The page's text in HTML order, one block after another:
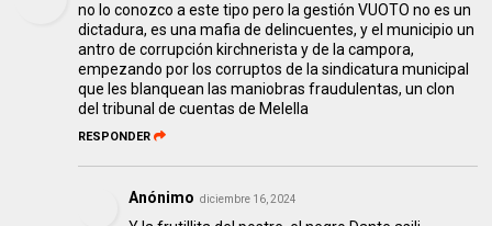
no lo conozco a este tipo pero la gestión VUOTO no es un
dictadura, es una mafia de delincuentes, y el municipio un
antro de corrupción kirchnerista y de la campora,
empezando por los corruptos de la sindicatura municipal
que les blanquean las maniobras fraudulentas, un clon
del tribunal de cuentas de Melella
RESPONDER
Anónimo diciembre 16, 2024